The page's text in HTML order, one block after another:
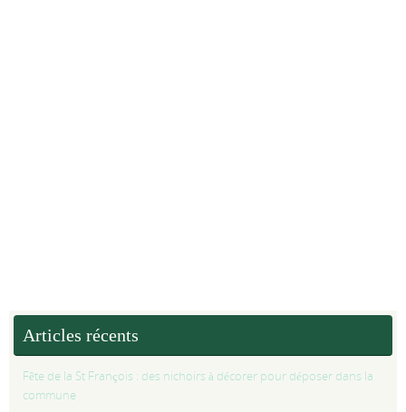
Articles récents
Fête de la St François : des nichoirs à décorer pour déposer dans la
commune